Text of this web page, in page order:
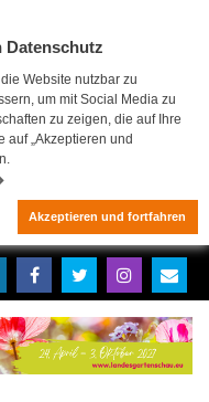
Datenschutz
Website nutzbar zu
um mit Social Media zu
zu zeigen, die auf Ihre
auf „Akzeptieren und
Akzeptieren und fortfahren